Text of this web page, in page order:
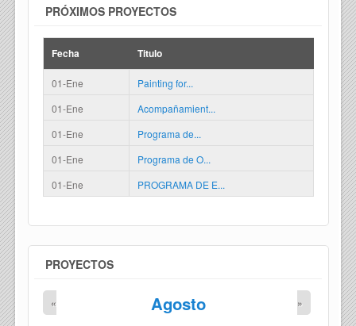
PRÓXIMOS PROYECTOS
Fecha Titulo
01-Ene
Painting for...
01-Ene
Acompañamient...
01-Ene
Programa de...
01-Ene
Programa de O...
01-Ene
PROGRAMA DE E...
PROYECTOS
Agosto
« »